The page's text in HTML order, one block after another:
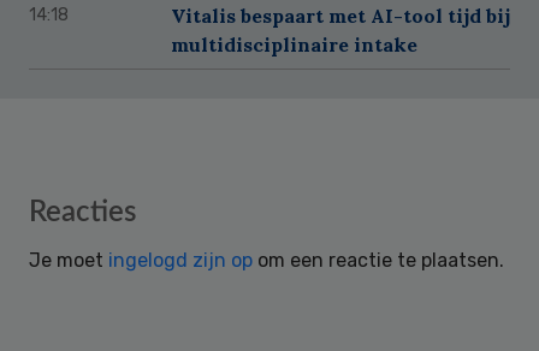
14:18
Vitalis bespaart met AI-tool tijd bij
multidisciplinaire intake
Reader
Reacties
Je moet ingelogd zijn op om een reactie te plaatsen.